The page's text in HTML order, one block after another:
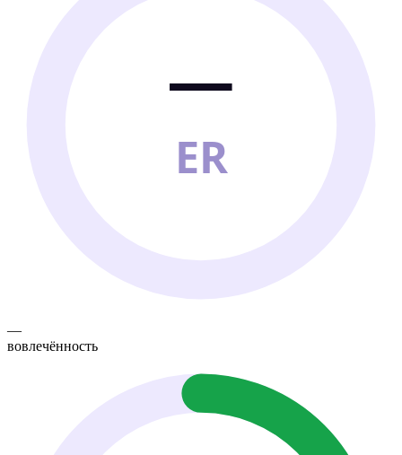
—
ER
—
вовлечённость